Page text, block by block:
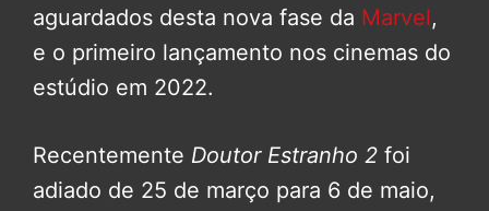
aguardados desta nova fase da Marvel,
e o primeiro lançamento nos cinemas do
estúdio em 2022.
Recentemente Doutor Estranho 2 foi
adiado de 25 de março para 6 de maio,